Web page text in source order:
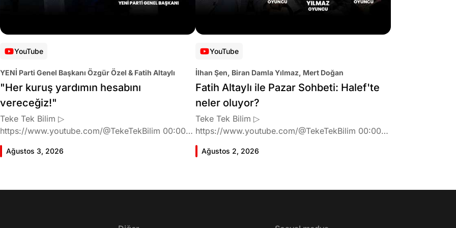
YouTube
YENİ Parti Genel Başkanı Özgür Özel & Fatih Altaylı
"Her kuruş yardımın hesabını
vereceğiz!"
Teke Tek Bilim ▷
https://www.youtube.com/@TekeTekBilim 00:00
Giriş 01:58 Butlan kararı 05:58 Butlan kararı kimin
meselesi? 11:32 Kılıçdaroğlu bu günlerin sinyalini
30:09 AK Parti'ye geçişlerin duracağının garantisi
Ağustos 3, 2026
YouTube
İlhan Şen, Biran Damla Yılmaz, Mert Doğan
Fatih Altaylı ile Pazar Sohbeti: Halef'te
neler oluyor?
Teke Tek Bilim ▷
https://www.youtube.com/@TekeTekBilim 00:00
Giriş 02:46 Biran Damla Yılmaz dizi teklifi
geldiğinde neler hissetti? 05:41 Oynadığı role nasıl
neler kattı? 17:52 İlhan Şen, ayakkabı eleştirisinden
Ağustos 2, 2026